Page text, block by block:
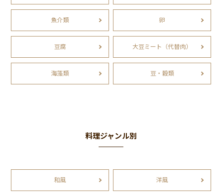
魚介類 卵
豆腐 大豆ミート（代替肉）
海藻類 豆・穀類
料理ジャンル別
和風 洋風